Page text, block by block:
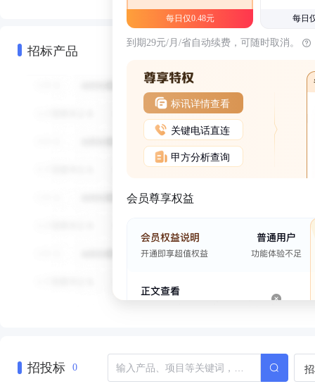
招标产品
每日仅0.48元 每日
到期29元/月/省自动续费，可随时取消。
标讯详情查看
关键电话直连
甲方分析查询
会员尊享权益
招投标 0